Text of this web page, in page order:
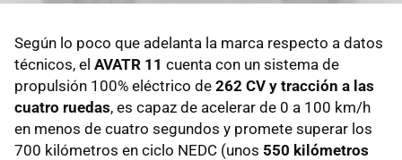
Según lo poco que adelanta la marca respecto a datos
técnicos, el AVATR 11 cuenta con un sistema de
propulsión 100% eléctrico de 262 CV y tracción a las
cuatro ruedas, es capaz de acelerar de 0 a 100 km/h
en menos de cuatro segundos y promete superar los
700 kilómetros en ciclo NEDC (unos 550 kilómetros